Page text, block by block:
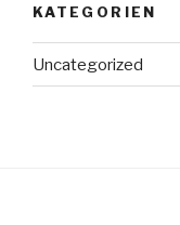
KATEGORIEN
Uncategorized